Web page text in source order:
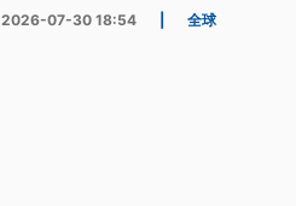
2026-07-30 18:54 全球